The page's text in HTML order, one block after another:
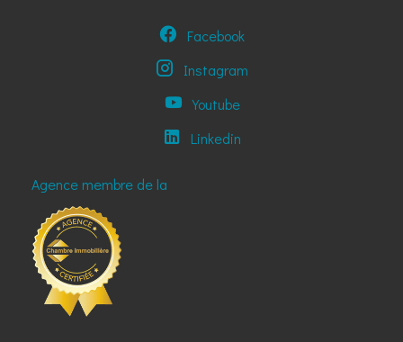
Facebook
Instagram
Youtube
Linkedin
Agence membre de la